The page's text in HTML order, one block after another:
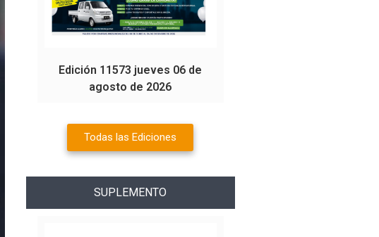
Edición 11573 jueves 06 de
agosto de 2026
Todas las Ediciones
SUPLEMENTO